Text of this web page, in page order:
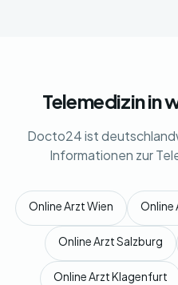
Telemedizin in
Docto24 ist
Informationen zur
Online Arzt Wien Online
Online Arzt Salzburg
Online Arzt Klagenfurt